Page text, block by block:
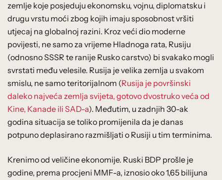
zemlje koje posjeduju ekonomsku, vojnu, diplomatsku i
drugu vrstu moći zbog kojih imaju sposobnost vršiti
utjecaj na globalnoj razini. Kroz veći dio moderne
povijesti, ne samo za vrijeme Hladnoga rata, Rusiju
(odnosno SSSR te ranije Rusko carstvo) bi svakako mogli
svrstati među velesile. Rusija je velika zemlja u svakom
smislu, ne samo teritorijalnom (Rusija je površinski
daleko najveća zemlja svijeta, gotovo dvostruko veća od
Kine, Kanade ili SAD-a). Međutim, u zadnjih 30-ak
godina situacija se toliko promijenila da je danas
potpuno deplasirano razmišljati o Rusiji u tim terminima.
Krenimo od veličine ekonomije. Ruski BDP prošle je
godine, prema procjeni MMF-a, iznosio oko 1,65 bilijuna